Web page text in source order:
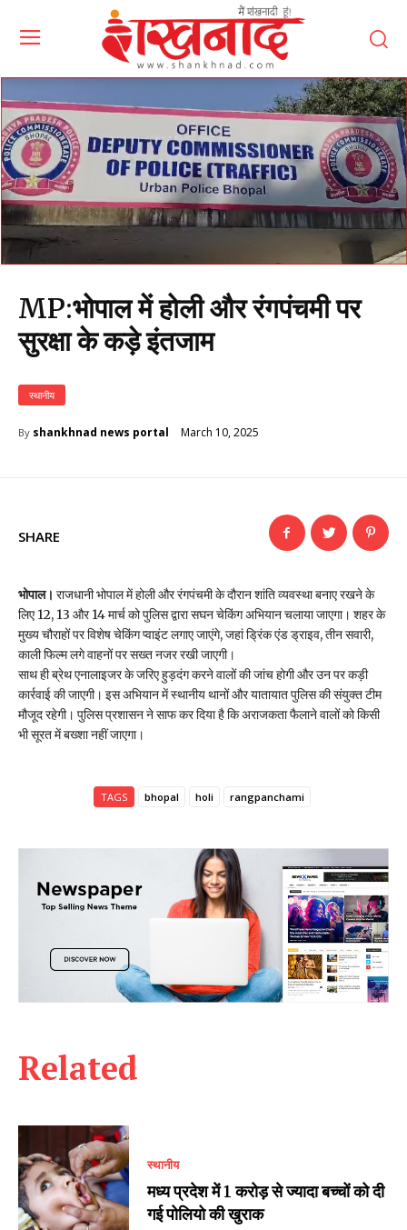
MP:भोपाल में होली और रंगपंचमी पर
सुरक्षा के कड़े इंतजाम
स्थानीय
By shankhnad news portal March 10, 2025
Related
स्थानीय
मध्य प्रदेश में 1 करोड़ से ज्यादा बच्चों को दी
गई पोलियो की खुराक
SHARE
भोपाल। राजधानी भोपाल में होली और रंगपंचमी के दौरान शांति व्यवस्था बनाए रखने के
लिए 12, 13 और 14 मार्च को पुलिस द्वारा सघन चेकिंग अभियान चलाया जाएगा। शहर के
मुख्य चौराहों पर विशेष चेकिंग प्वाइंट लगाए जाएंगे, जहां ड्रिंक एंड ड्राइव, तीन सवारी,
काली फिल्म लगे वाहनों पर सख्त नजर रखी जाएगी।
साथ ही ब्रेथ एनालाइजर के जरिए हुड़दंग करने वालों की जांच होगी और उन पर कड़ी
कार्रवाई की जाएगी। इस अभियान में स्थानीय थानों और यातायात पुलिस की संयुक्त टीम
मौजूद रहेगी। पुलिस प्रशासन ने साफ कर दिया है कि अराजकता फैलाने वालों को किसी
भी सूरत में बख्शा नहीं जाएगा।
TAGS bhopal holi rangpanchami